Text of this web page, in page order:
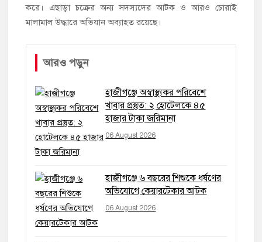
করে। এছাড়া চক্রের অন্য সদস্যদের আটক ও আরও চোরাই
মালামাল উদ্ধারে অভিযান অব্যাহত রয়েছে।
আরও পড়ুন
হাজীগঞ্জে অস্বাস্থ্যকর পরিবেশে
খাবার প্রস্তুত: ২ হোটেলকে ৪৫
হাজার টাকা জরিমানা
06 August 2026
হাজীগঞ্জে ৬ বছরের শিশুকে ধর্ষণের
অভিযোগে কেয়ারটেকার আটক
06 August 2026